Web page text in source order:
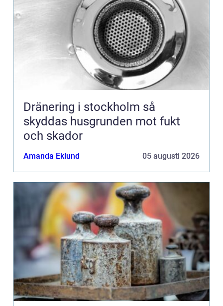
Dränering i stockholm så
skyddas husgrunden mot fukt
och skador
Amanda Eklund 05 augusti 2026